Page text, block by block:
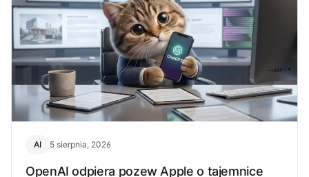
AI 5 sierpnia, 2026
OpenAI odpiera pozew Apple o tajemnice